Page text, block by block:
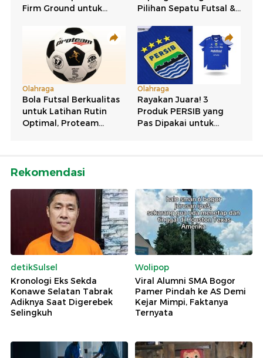
Rekomendasi
detikSulsel
Kronologi Eks Sekda
Konawe Selatan Tabrak
Adiknya Saat Digerebek
Selingkuh
Wolipop
Viral Alumni SMA Bogor
Pamer Pindah ke AS Demi
Kejar Mimpi, Faktanya
Ternyata